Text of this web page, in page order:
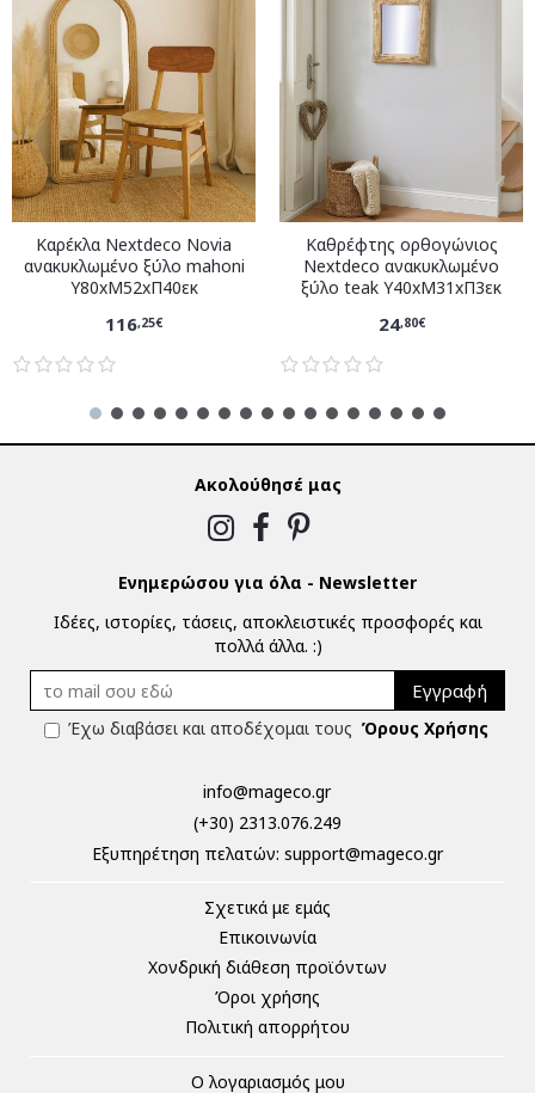
Καρέκλα Nextdeco Novia
ανακυκλωμένο ξύλο mahoni
Υ80xM52xΠ40εκ
116,25€
Καθρέφτης ορθογώνιος
Nextdeco ανακυκλωμένο
ξύλο teak Υ40xM31xΠ3εκ
24,80€
Ακολούθησέ μας
Ενημερώσου για όλα - Newsletter
Ιδέες, ιστορίες, τάσεις, αποκλειστικές προσφορές και
πολλά άλλα. :)
Εγγραφή
Έχω διαβάσει και αποδέχομαι τους Όρους Χρήσης
info@mageco.gr
(+30) 2313.076.249
Eξυπηρέτηση πελατών: support@mageco.gr
Σχετικά με εμάς
Επικοινωνία
Χονδρική διάθεση προϊόντων
Όροι χρήσης
Πολιτική απορρήτου
Ο λογαριασμός μου